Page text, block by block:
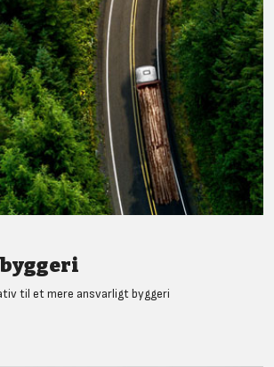
til et mere ansvarligt byggeri